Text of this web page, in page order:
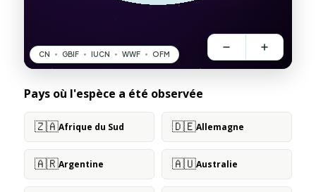
Pays où l'espèce a été observée
🇿🇦Afrique du Sud 🇩🇪Allemagne
🇦🇷Argentine 🇦🇺Australie